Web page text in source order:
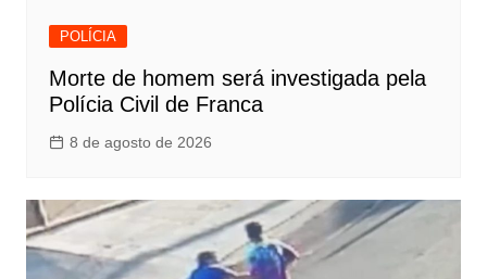
POLÍCIA
Morte de homem será investigada pela
Polícia Civil de Franca
8 de agosto de 2026